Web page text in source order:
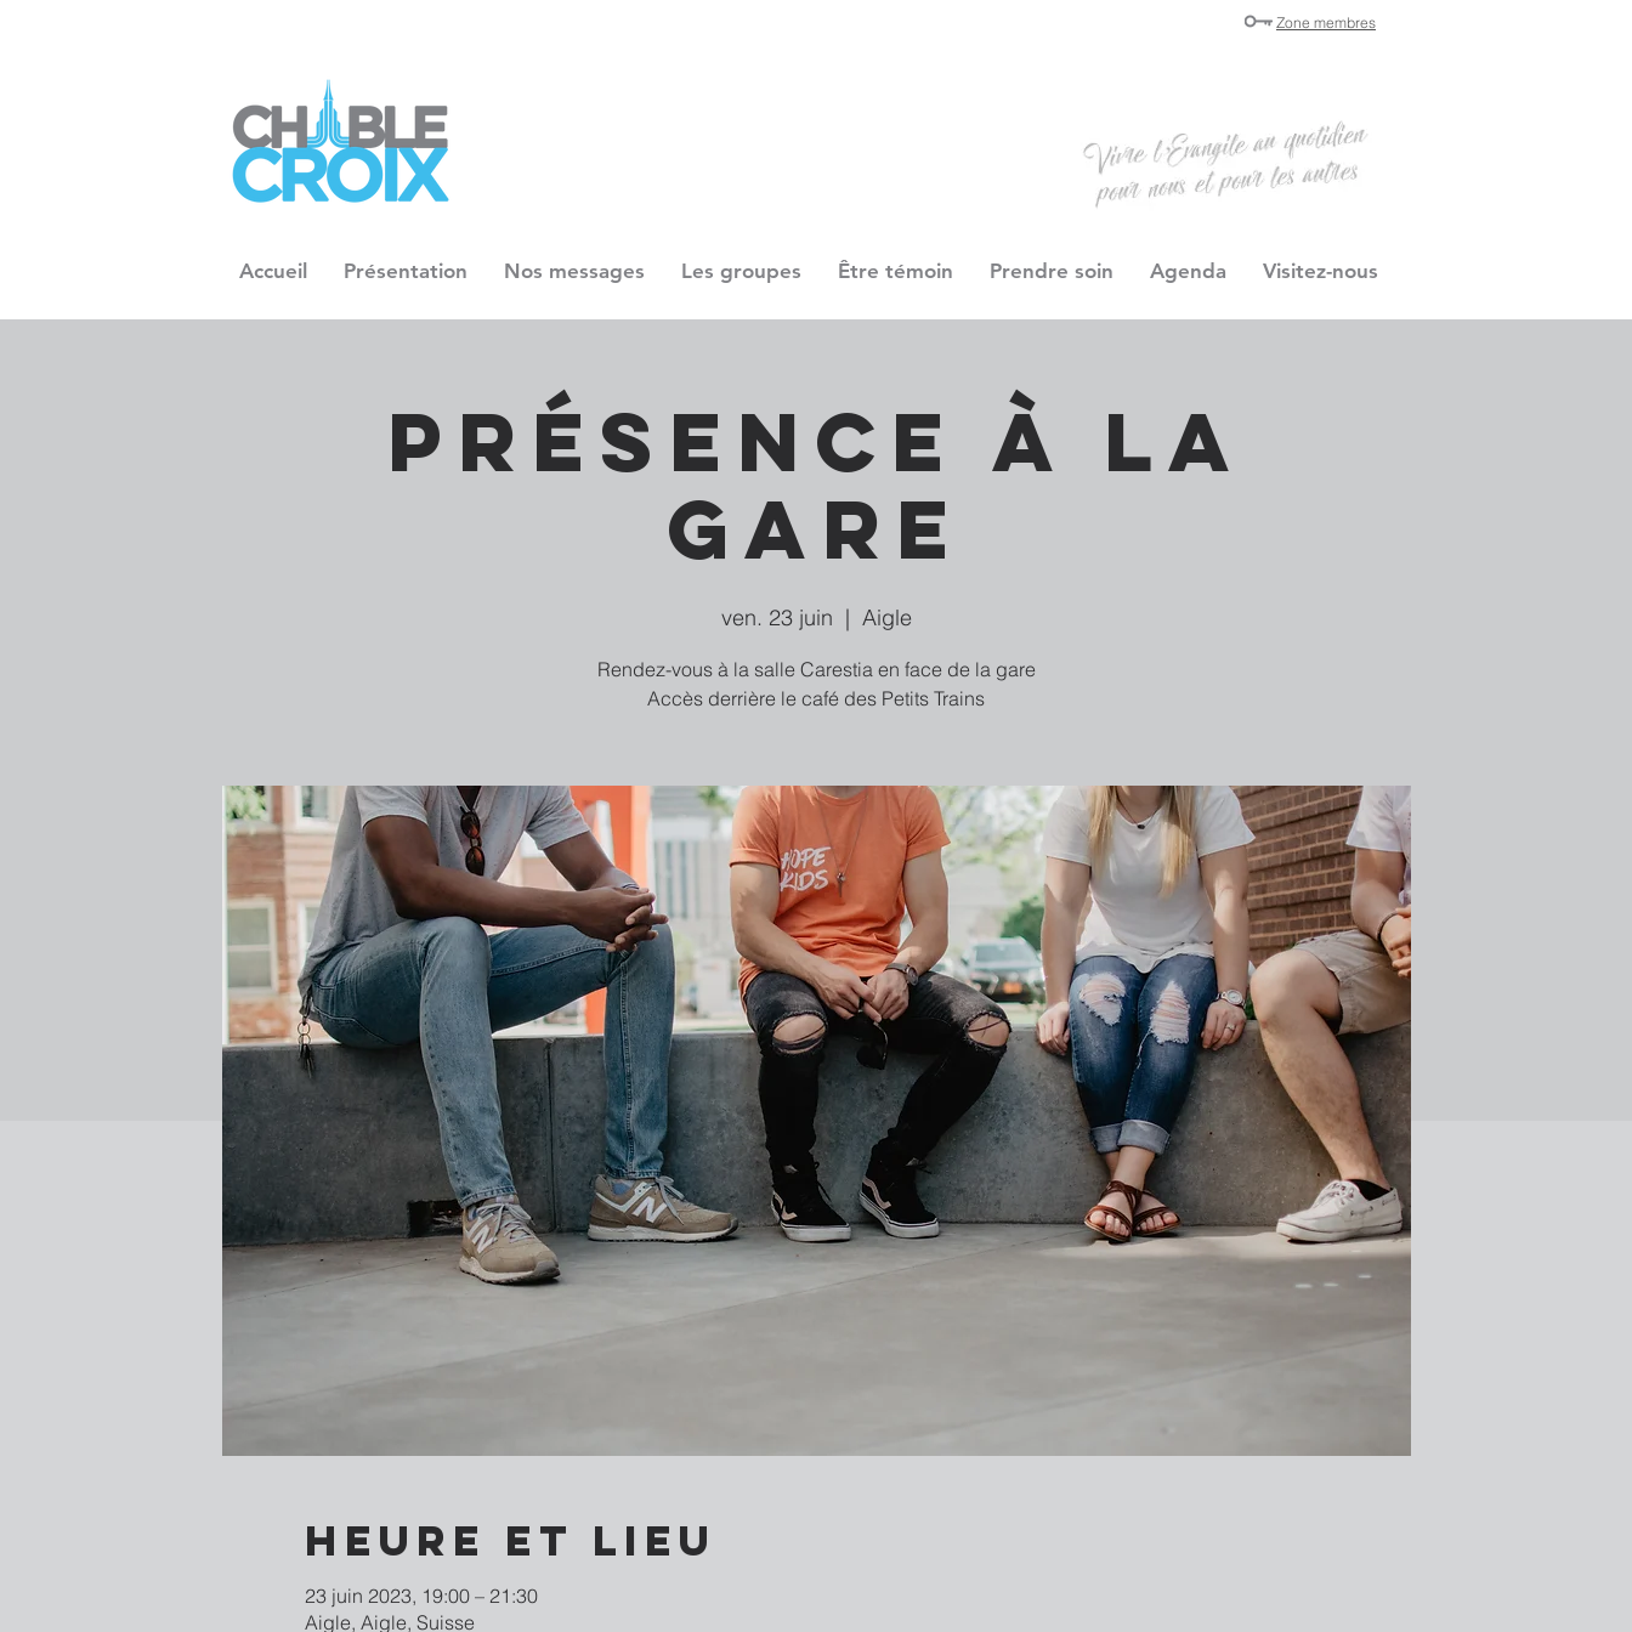
Zone membres
Accueil Présentation Nos messages Les groupes Être témoin Prendre soin Agenda Visitez-nous
Présence à la
gare
ven. 23 juin
  |
Aigle
Rendez-vous à la salle Carestia en face de la gare
Accès derrière le café des Petits Trains
Heure et lieu
23 juin 2023, 19:00 – 21:30
Aigle, Aigle, Suisse